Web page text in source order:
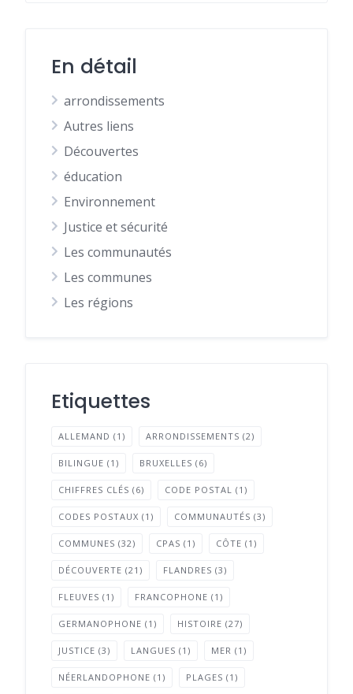
En détail
arrondissements
Autres liens
Découvertes
éducation
Environnement
Justice et sécurité
Les communautés
Les communes
Les régions
Etiquettes
ALLEMAND (1) ARRONDISSEMENTS (2)
BILINGUE (1) BRUXELLES (6)
CHIFFRES CLÉS (6) CODE POSTAL (1)
CODES POSTAUX (1) COMMUNAUTÉS (3)
COMMUNES (32) CPAS (1) CÔTE (1)
DÉCOUVERTE (21) FLANDRES (3)
FLEUVES (1) FRANCOPHONE (1)
GERMANOPHONE (1) HISTOIRE (27)
JUSTICE (3) LANGUES (1) MER (1)
NÉERLANDOPHONE (1) PLAGES (1)